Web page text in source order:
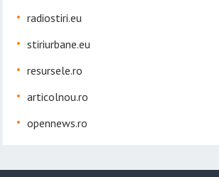
radiostiri.eu
stiriurbane.eu
resursele.ro
articolnou.ro
opennews.ro